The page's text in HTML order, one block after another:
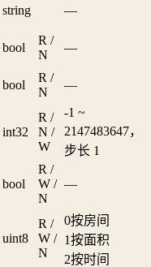
string —
bool
R /
N
—
bool
R /
N
—
int32
R /
N /
W
-1 ~
2147483647，
步长 1
bool
R /
W /
N
—
uint8
R /
W /
N
0按房间
1按面积
2按时间